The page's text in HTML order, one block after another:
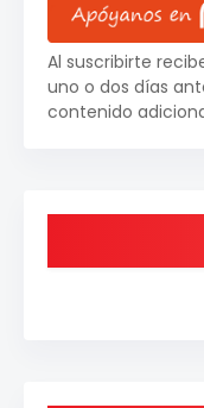
Al suscribirte
uno o dos días
contenido